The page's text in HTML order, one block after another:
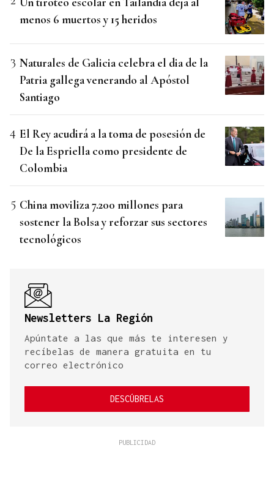
menos 6 muertos y 15 heridos
Naturales de Galicia celebra el dia de la
Patria gallega venerando al Apóstol
Santiago
El Rey acudirá a la toma de posesión de
De la Espriella como presidente de
Colombia
China moviliza 7.200 millones para
sostener la Bolsa y reforzar sus sectores
tecnológicos
Newsletters La Región
Apúntate a las que más te interesen y
recíbelas de manera gratuita en tu
correo electrónico
DESCÚBRELAS